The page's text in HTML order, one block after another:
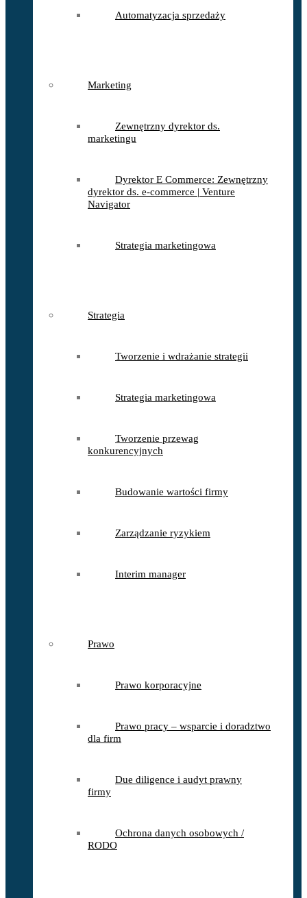
Automatyzacja sprzedaży
Marketing
Zewnętrzny dyrektor ds.
marketingu
Dyrektor E Commerce: Zewnętrzny
dyrektor ds. e-commerce | Venture
Navigator
Strategia marketingowa
Strategia
Tworzenie i wdrażanie strategii
Strategia marketingowa
Tworzenie przewag
konkurencyjnych
Budowanie wartości firmy
Zarządzanie ryzykiem
Interim manager
Prawo
Prawo korporacyjne
Prawo pracy – wsparcie i doradztwo
dla firm
Due diligence i audyt prawny
firmy
Ochrona danych osobowych /
RODO